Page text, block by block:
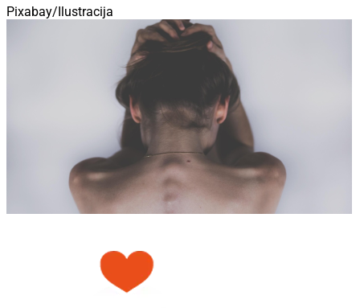
Pixabay/Ilustracija